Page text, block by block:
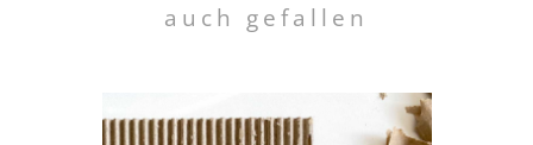
auch gefallen